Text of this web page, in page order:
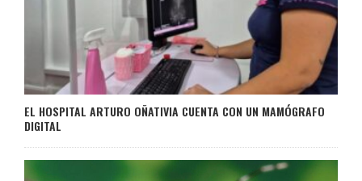
EL HOSPITAL ARTURO OÑATIVIA CUENTA CON UN MAMÓGRAFO
DIGITAL